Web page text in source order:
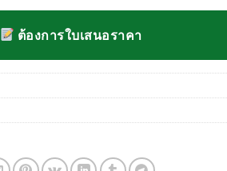
ต้องการใบเสนอราคา